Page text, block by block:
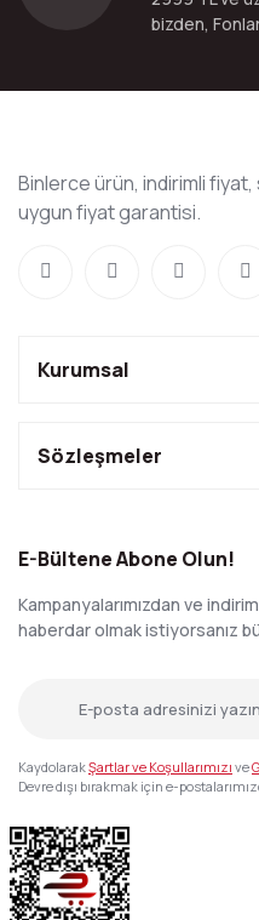
bizden,
Binlerce ürün, indirimli
uygun fiyat garantisi.
Kurumsal
Sözleşmeler
E-Bültene Abone Olun!
Kampanyalarımızdan ve
haberdar olmak istiyorsanız
KaydolarakŞartlar ve Koşullarımızı ve
Devre dışı bırakmak için e-